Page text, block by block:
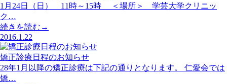
1月24日（日） 11時～15時 ＜場所＞ 学芸大学クリニッ
ク…
続きを読む→
2016.1.22
矯正診療日程のお知らせ
28年1月以降の矯正診療は下記の通りとなります。 仁愛会では
矯…